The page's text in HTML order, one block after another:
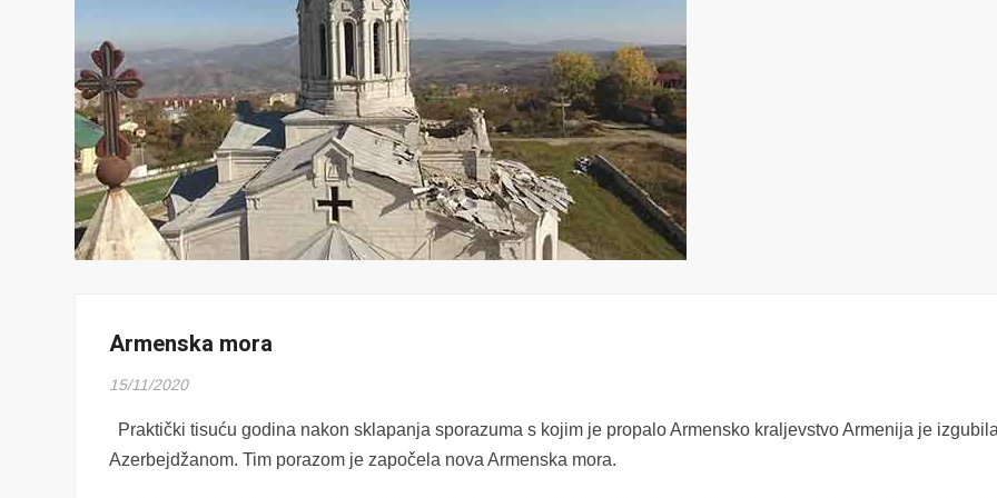
Armenska mora
15/11/2020
Praktički tisuću godina nakon sklapanja sporazuma s kojim je propalo Armensko kraljevstvo Armenija je
Azerbejdžanom. Tim porazom je započela nova Armenska mora.